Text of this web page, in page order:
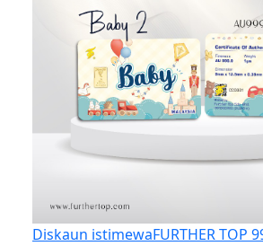
Diskaun istimewaFURTHER TOP